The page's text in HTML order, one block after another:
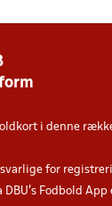
i denne
for
Fodbold